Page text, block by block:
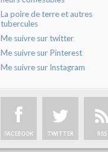
La poire de terre et autres
tubercules
Me suivre sur twitter
Me suivre sur Pinterest
Me suivre sur Instagram
FACEBOOK TWITTER RSS